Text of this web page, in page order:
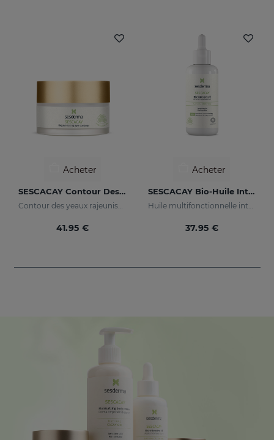
Acheter
SESCACAY Contour Des Yeux Rajeunissant
41.95 €
Acheter
SESCACAY Bio-Huile Intensive
37.95 €